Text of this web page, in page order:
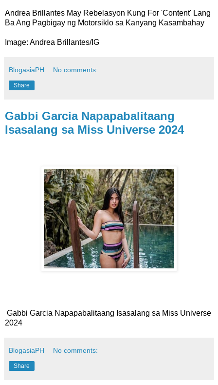
Andrea Brillantes May Rebelasyon Kung For 'Content' Lang
Ba Ang Pagbigay ng Motorsiklo sa Kanyang Kasambahay
Image: Andrea Brillantes/IG
BlogasiaPH No comments:
Share
Gabbi Garcia Napapabalitaang
Isasalang sa Miss Universe 2024
Gabbi Garcia Napapabalitaang Isasalang sa Miss Universe
2024
BlogasiaPH No comments:
Share